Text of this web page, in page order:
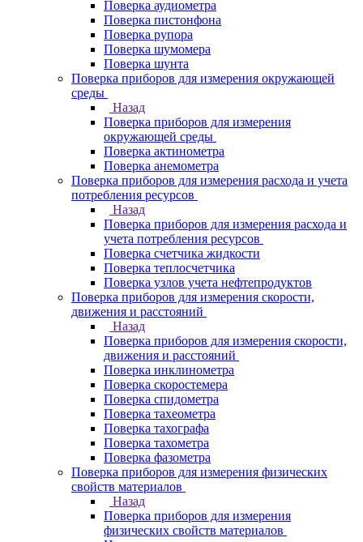
Поверка аудиометра
Поверка пистонфона
Поверка рупора
Поверка шумомера
Поверка шунта
Поверка приборов для измерения окружающей
среды
Назад
Поверка приборов для измерения
окружающей среды
Поверка актинометра
Поверка анемометра
Поверка приборов для измерения расхода и учета
потребления ресурсов
Назад
Поверка приборов для измерения расхода и
учета потребления ресурсов
Поверка счетчика жидкости
Поверка теплосчетчика
Поверка узлов учета нефтепродуктов
Поверка приборов для измерения скорости,
движения и расстояний
Назад
Поверка приборов для измерения скорости,
движения и расстояний
Поверка инклинометра
Поверка скоростемера
Поверка спидометра
Поверка тахеометра
Поверка тахографа
Поверка тахометра
Поверка фазометра
Поверка приборов для измерения физических
свойств материалов
Назад
Поверка приборов для измерения
физических свойств материалов